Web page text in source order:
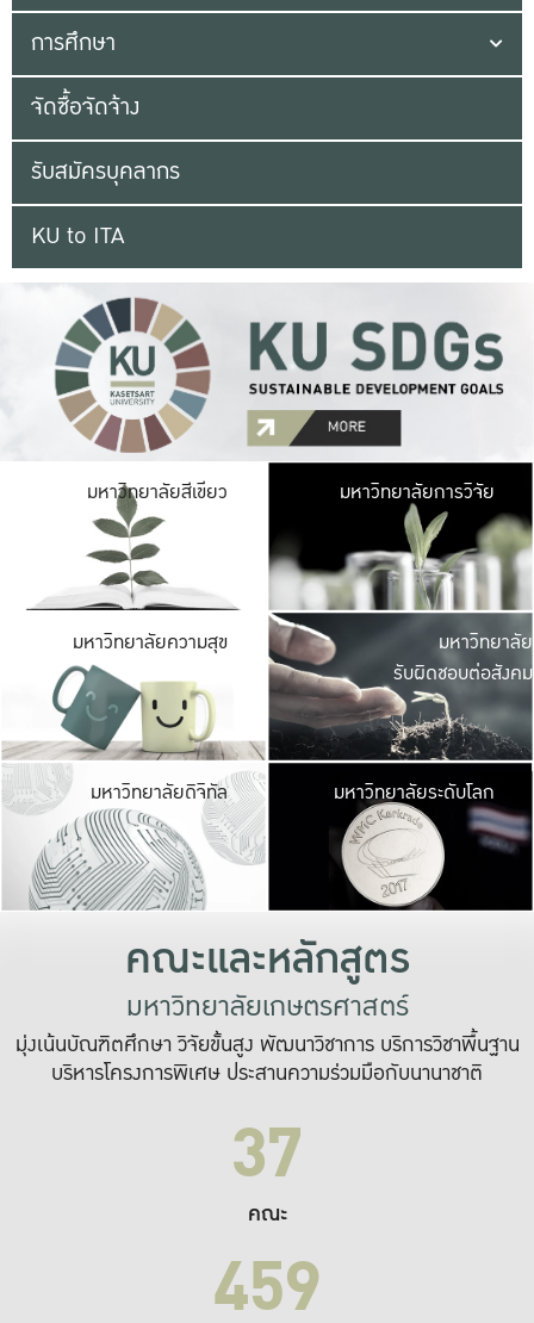
การศึกษา
จัดซื้อจัดจ้าง
รับสมัครบุคลากร
KU to ITA
มหาวิทยาลัยสีเขียว มหาวิ
มีพื้นที่เขียวสดใส
เป็นป่าในเมือง เกษต
มหาวิทยาลัยการวิจัย
มหาวิทยาลัยความสุข มหาวิ
ค
เปิดประ
และพบเรื่องราวใ
มหาวิทยาลัย
รับผิดชอบต่อสังคม
มหาวิทยาลัยดิจิทัล มหาวิ
เปลี่ยนแปลง แล
เพื่อทำง
ระบบสารสนเทศ
มหาวิทยาลัยระดับโลก
คณะและหลักสูตร
มหาวิทยาลัยเกษตรศาสตร์
มุ่งเน้นบัณฑิตศึกษา วิจัยขั้นสูง พัฒนาวิชาการ บริการวิชาพื้นฐาน
บริหารโครงการพิเศษ ประสานความร่วมมือกับนานาชาติ
37
คณะ
459